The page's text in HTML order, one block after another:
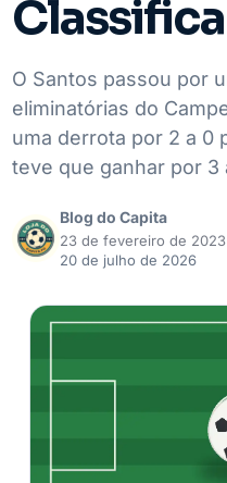
O Santos passou por
eliminatórias do
uma derrota por 2 a 0
teve que ganhar por 3
Blog do Capita
23 de fevereiro de 2023
20 de julho de 2026